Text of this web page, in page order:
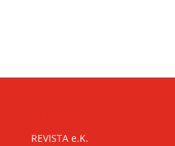
REVISTA e.K.